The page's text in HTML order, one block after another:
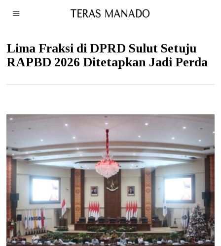
Lima Fraksi di DPRD Sulut Setuju
RAPBD 2026 Ditetapkan Jadi Perda